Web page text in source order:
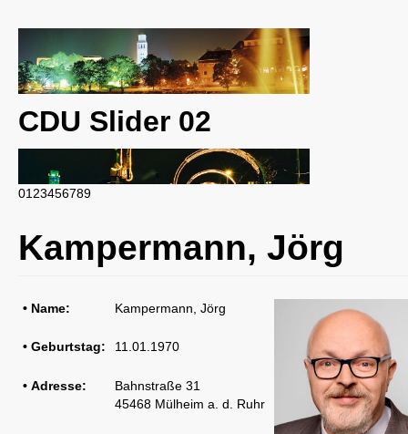
CDU Slider 02
CDU Slider 03
CDU Slider 04
01 23456789
Kampermann, Jörg
• Name: Kampermann, Jörg
• Geburtstag: 11.01.1970
• Adresse:
Bahnstraße 31
45468 Mülheim a. d. Ruhr